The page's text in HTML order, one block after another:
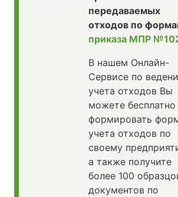
передаваемых
отходов по
приказа МПР
В нашем Онлайн-
Сервисе по
учета отходов Вы
можете бесплатно
формировать
учета отходов по
своему
а также получите
более 100
документов по